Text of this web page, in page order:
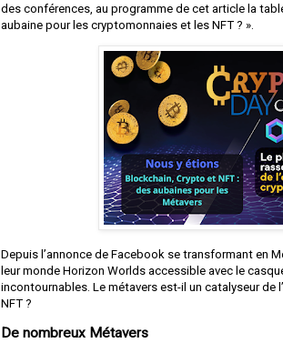
des conférences, au programme de cet article la
aubaine pour les cryptomonnaies et les NFT ? ».
Depuis l’annonce de Facebook se transformant en
leur monde Horizon Worlds accessible avec le
incontournables. Le métavers est-il un catalyseur
NFT ?
De nombreux Métavers